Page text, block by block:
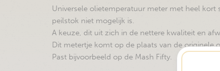
Universele olietemperatuur meter met heel
peilstok niet mogelijk is.
A keuze, dit uit zich in de nettere kwaliteit en
Dit metertje komt op de plaats van de originele
Past bijvoorbeeld op de Mash Fifty.